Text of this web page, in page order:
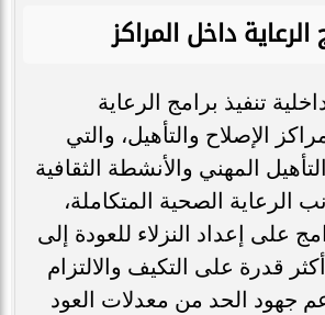
داخل المراكز
تنفيذ برامج الرعاية
الإصلاح والتأهيل، والتي
المهني والأنشطة الثقافية
الرعاية الصحية المتكاملة،
على إعداد النزلاء للعودة إلى
قدرة على التكيف والالتزام
جهود الحد من معدلات العود